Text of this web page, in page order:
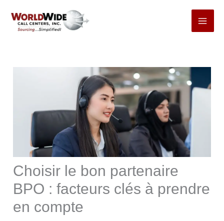
Choisir le bon partenaire
BPO : facteurs clés à prendre
en compte